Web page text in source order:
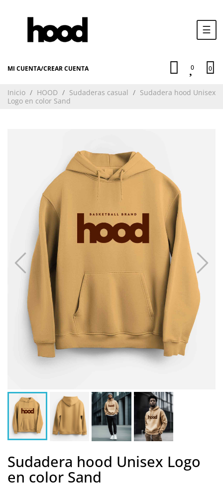
de
☰
MI CUENTA/CREAR CUENTA 0 0
Inicio HOOD Sudaderas casual
Sudadera hood Unisex
Logo en color Sand
Sudadera hood Unisex Logo
en color Sand